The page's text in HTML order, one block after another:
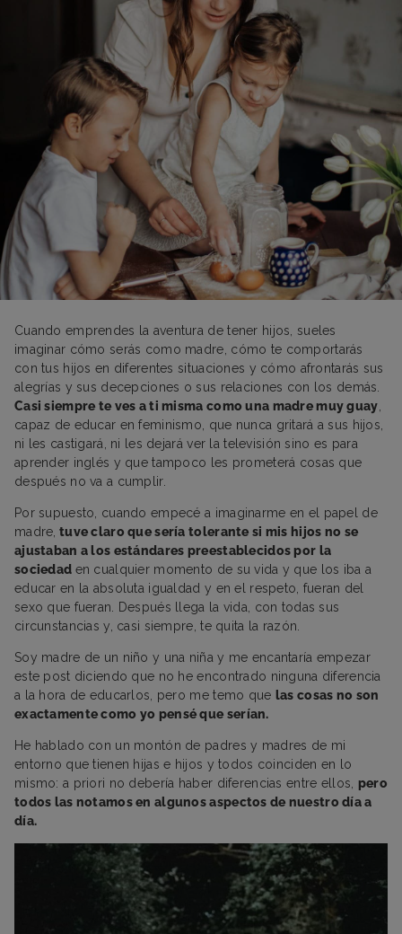
Cuando emprendes la aventura de tener hijos, sueles
imaginar cómo serás como madre, cómo te comportarás
con tus hijos en diferentes situaciones y cómo afrontarás sus
alegrías y sus decepciones o sus relaciones con los demás.
Casi siempre te ves a ti misma como una madre muy guay
capaz de educar en feminismo, que nunca gritará a sus hijos,
ni les castigará, ni les dejará ver la televisión sino es para
aprender inglés y que tampoco les prometerá cosas que
después no va a cumplir.
Por supuesto, cuando empecé a imaginarme en el papel de
madre, tuve claro que sería tolerante si mis hijos no se
ajustaban a los estándares preestablecidos por la
sociedad en cualquier momento de su vida y que los iba a
educar en la absoluta igualdad y en el respeto, fueran del
sexo que fueran. Después llega la vida, con todas sus
circunstancias y, casi siempre, te quita la razón.
Soy madre de un niño y una niña y me encantaría empezar
este post diciendo que no he encontrado ninguna diferencia
a la hora de educarlos, pero me temo que las cosas no son
exactamente como yo pensé que serían.
He hablado con un montón de padres y madres de mi
entorno que tienen hijas e hijos y todos coinciden en lo
mismo: a priori no debería haber diferencias entre ellos, pero
todos las notamos en algunos aspectos de nuestro día a
día.